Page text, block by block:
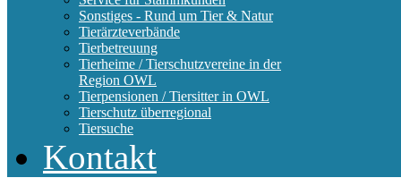
Sonstiges - Rund um Tier & Natur
Tierärzteverbände
Tierbetreuung
Tierheime / Tierschutzvereine in der
Region OWL
Tierpensionen / Tiersitter in OWL
Tierschutz überregional
Tiersuche
Kontakt